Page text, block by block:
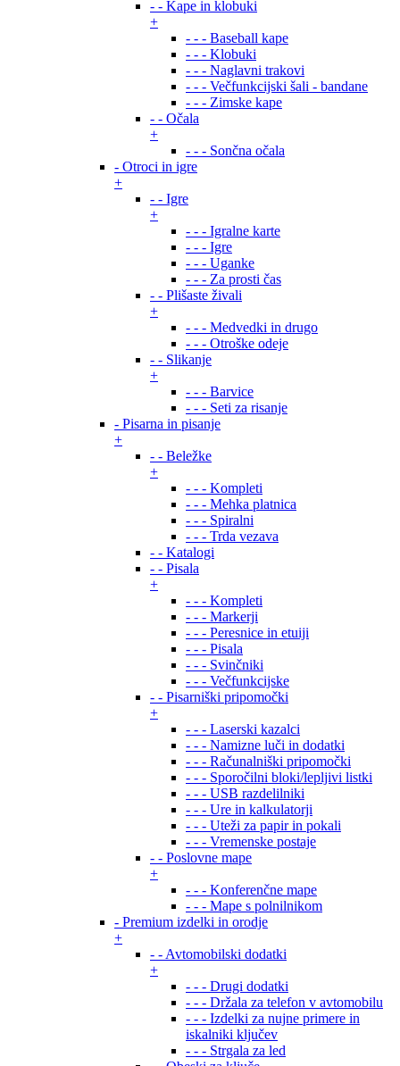
- - Kape in klobuki
+
- - - Baseball kape
- - - Klobuki
- - - Naglavni trakovi
- - - Večfunkcijski šali - bandane
- - - Zimske kape
- - Očala
+
- - - Sončna očala
- Otroci in igre
+
- - Igre
+
- - - Igralne karte
- - - Igre
- - - Uganke
- - - Za prosti čas
- - Plišaste živali
+
- - - Medvedki in drugo
- - - Otroške odeje
- - Slikanje
+
- - - Barvice
- - - Seti za risanje
- Pisarna in pisanje
+
- - Beležke
+
- - - Kompleti
- - - Mehka platnica
- - - Spiralni
- - - Trda vezava
- - Katalogi
- - Pisala
+
- - - Kompleti
- - - Markerji
- - - Peresnice in etuiji
- - - Pisala
- - - Svinčniki
- - - Večfunkcijske
- - Pisarniški pripomočki
+
- - - Laserski kazalci
- - - Namizne luči in dodatki
- - - Računalniški pripomočki
- - - Sporočilni bloki/lepljivi listki
- - - USB razdelilniki
- - - Ure in kalkulatorji
- - - Uteži za papir in pokali
- - - Vremenske postaje
- - Poslovne mape
+
- - - Konferenčne mape
- - - Mape s polnilnikom
- Premium izdelki in orodje
+
- - Avtomobilski dodatki
+
- - - Drugi dodatki
- - - Držala za telefon v avtomobilu
- - - Izdelki za nujne primere in
iskalniki ključev
- - - Strgala za led